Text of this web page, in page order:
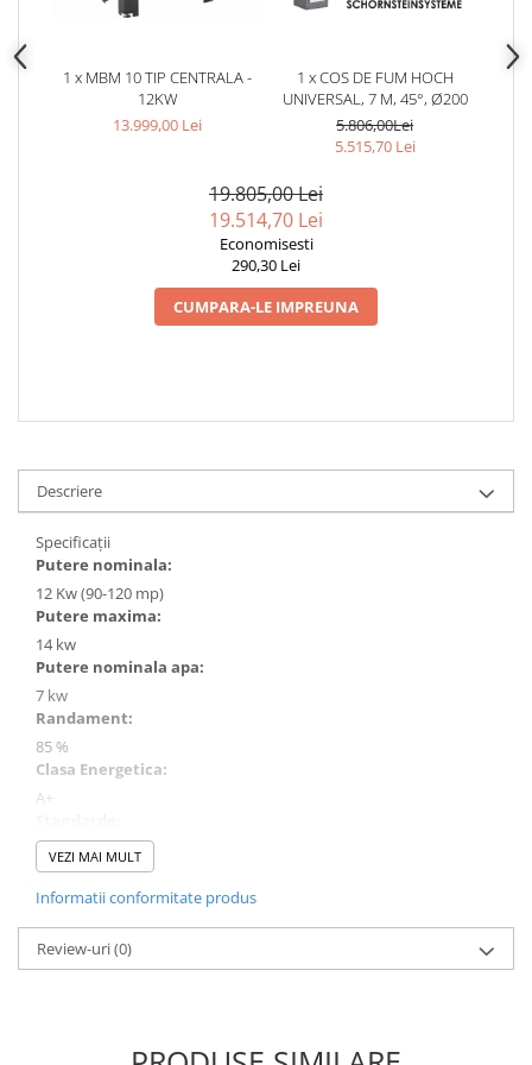
1 x MBM 10 TIP CENTRALA -
12KW
13.999,00 Lei
1 x COS DE FUM HOCH
UNIVERSAL, 7 M, 45°, Ø200
5.806,00Lei
5.515,70 Lei
19.805,00 Lei
19.514,70 Lei
Economisesti
290,30 Lei
CUMPARA-LE IMPREUNA
Descriere
Specificații
Putere nominala:
12 Kw (90-120 mp)
Putere maxima:
14 kw
Putere nominala apa:
7 kw
Randament:
85 %
Clasa Energetica:
A+
BImSchV 2 (Germania), Art. 15a B-VG (Austria)
Tip ardere:
Tripla combustie
Gama:
Pro
Tip Deschidere:
VEZI MAI MULT
Informatii conformitate produs
Review-uri(0)